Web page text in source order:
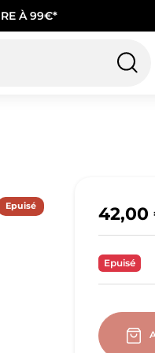
À 99€*
Epuisé 42,00
Epuisé